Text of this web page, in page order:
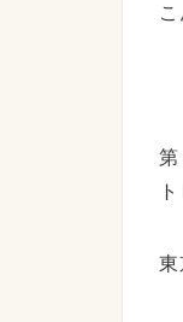
第
東